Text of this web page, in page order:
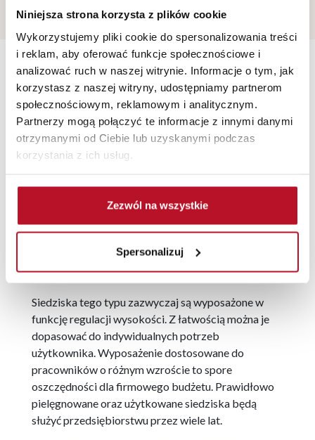
Niniejsza strona korzysta z plików cookie
Wykorzystujemy pliki cookie do spersonalizowania treści
i reklam, aby oferować funkcje społecznościowe i
analizować ruch w naszej witrynie. Informacje o tym, jak
korzystasz z naszej witryny, udostępniamy partnerom
społecznościowym, reklamowym i analitycznym.
Partnerzy mogą połączyć te informacje z innymi danymi
otrzymanymi od Ciebie lub uzyskanymi podczas
korzystania z ich usług.
Zezwól na wszystkie
Spersonalizuj
Szewczyk Sp. z o.o. w celu otrzymywania newslettera.
Krzesło obrotowe do
biurka — ergonomia w
miejscu pracy
Krzesło obrotowe do biurka zwiększają komfort
pracy. Dzięki nim możemy zaoszczędzić sporo czasu
w ciągu tygodnia oraz skupić się na swoich
dokumenty, które są za nami, sięgnąć po dzwoniący
telefon czy pomóc koledze.
Siedziska tego typu zazwyczaj są wyposażone w
funkcję regulacji wysokości. Z łatwością można je
dopasować do indywidualnych potrzeb
użytkownika. Wyposażenie dostosowane do
pracowników o różnym wzroście to spore
oszczędności dla firmowego budżetu. Prawidłowo
pielęgnowane oraz użytkowane siedziska będą
służyć przedsiębiorstwu przez wiele lat.